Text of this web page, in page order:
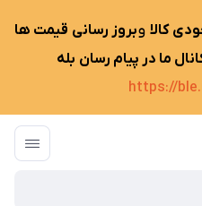
کالا وبروز رسانی قیمت ها
ما در پیام رسان بله
https://